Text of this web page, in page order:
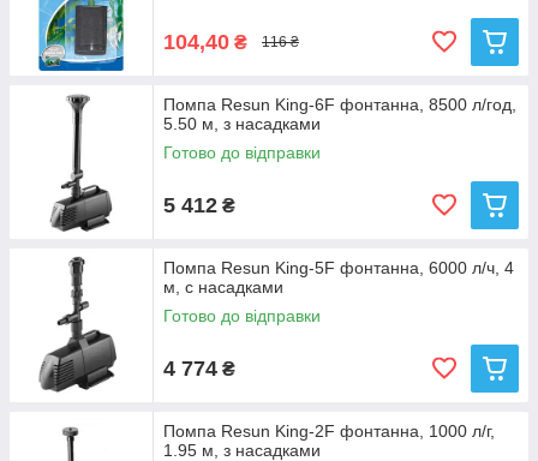
104,40 ₴ 116 ₴
Помпа Resun King-6F фонтанна, 8500 л/год,
5.50 м, з насадками
Готово до відправки
5 412 ₴
Помпа Resun King-5F фонтанна, 6000 л/ч, 4
м, c насадками
Готово до відправки
4 774 ₴
Помпа Resun King-2F фонтанна, 1000 л/г,
1.95 м, з насадками